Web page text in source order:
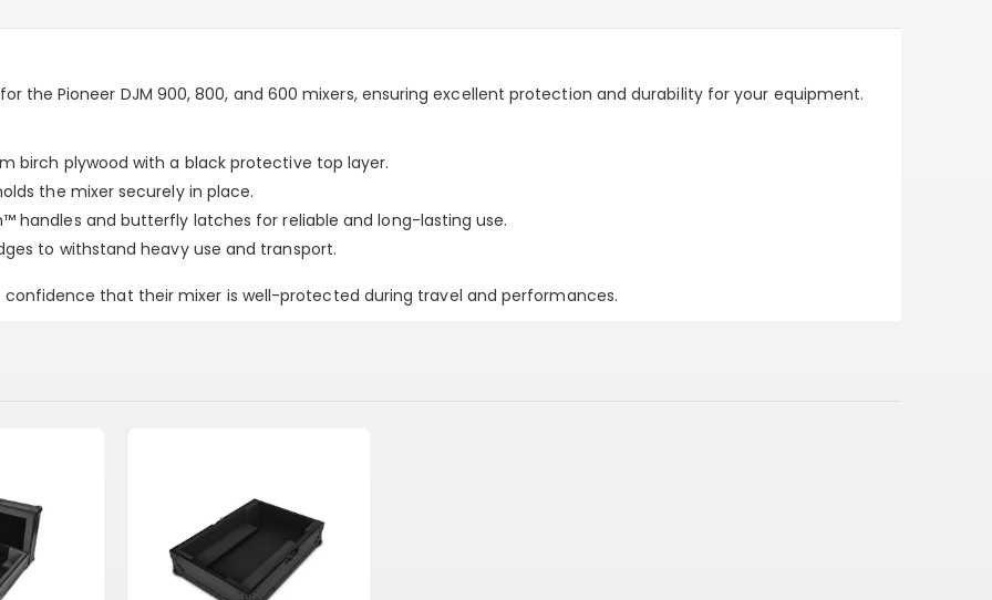
the Pioneer DJM 900, 800, and 600 mixers, ensuring excellent protection and durability for your equipment.
birch plywood with a black protective top layer.
the mixer securely in place.
handles and butterfly latches for reliable and long-lasting use.
to withstand heavy use and transport.
confidence that their mixer is well-protected during travel and performances.